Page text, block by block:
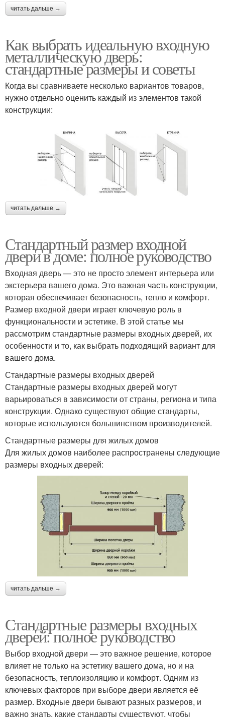
читать дальше →
Как выбрать идеальную входную
металлическую дверь:
стандартные размеры и советы
Когда вы сравниваете несколько вариантов товаров,
нужно отдельно оценить каждый из элементов такой
конструкции:
читать дальше →
Стандартный размер входной
двери в доме: полное руководство
Входная дверь — это не просто элемент интерьера или
экстерьера вашего дома. Это важная часть конструкции,
которая обеспечивает безопасность, тепло и комфорт.
Размер входной двери играет ключевую роль в
функциональности и эстетике. В этой статье мы
рассмотрим стандартные размеры входных дверей, их
особенности и то, как выбрать подходящий вариант для
вашего дома.
Стандартные размеры входных дверей
Стандартные размеры входных дверей могут
варьироваться в зависимости от страны, региона и типа
конструкции. Однако существуют общие стандарты,
которые используются большинством производителей.
Стандартные размеры для жилых домов
Для жилых домов наиболее распространены следующие
размеры входных дверей:
читать дальше →
Стандартные размеры входных
дверей: полное руководство
Выбор входной двери — это важное решение, которое
влияет не только на эстетику вашего дома, но и на
безопасность, теплоизоляцию и комфорт. Одним из
ключевых факторов при выборе двери является её
размер. Входные двери бывают разных размеров, и
важно знать, какие стандарты существуют, чтобы